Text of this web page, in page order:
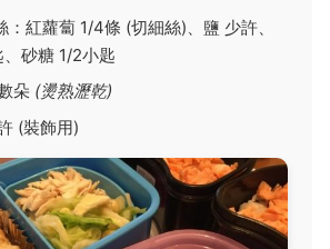
：紅蘿蔔 1/4條 (切細絲)、鹽 少許、
、砂糖 1/2小匙
朵 (燙熟瀝乾)
(裝飾用)